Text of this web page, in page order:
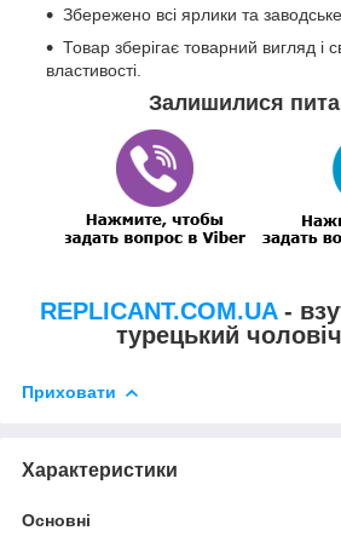
Збережено всі ярлики та
Товар зберігає товарний вигляд і
властивості.
Залишилися
REPLICANT.COM.UA -
турецький
Приховати
Характеристики
Основні